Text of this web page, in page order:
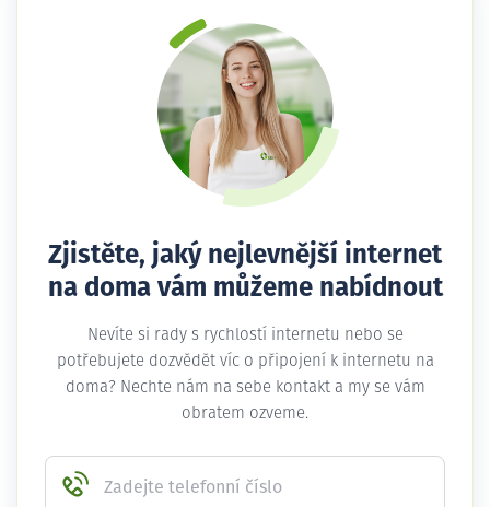
Zjistěte, jaký nejlevnější internet
na doma vám můžeme nabídnout
Nevíte si rady s rychlostí internetu nebo se
potřebujete dozvědět víc o připojení k internetu na
doma? Nechte nám na sebe kontakt a my se vám
obratem ozveme.
Zadejte telefonní číslo